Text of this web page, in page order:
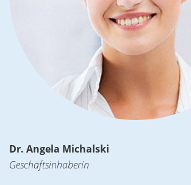
Dr. Angela Michalski
Geschäftsinhaberin